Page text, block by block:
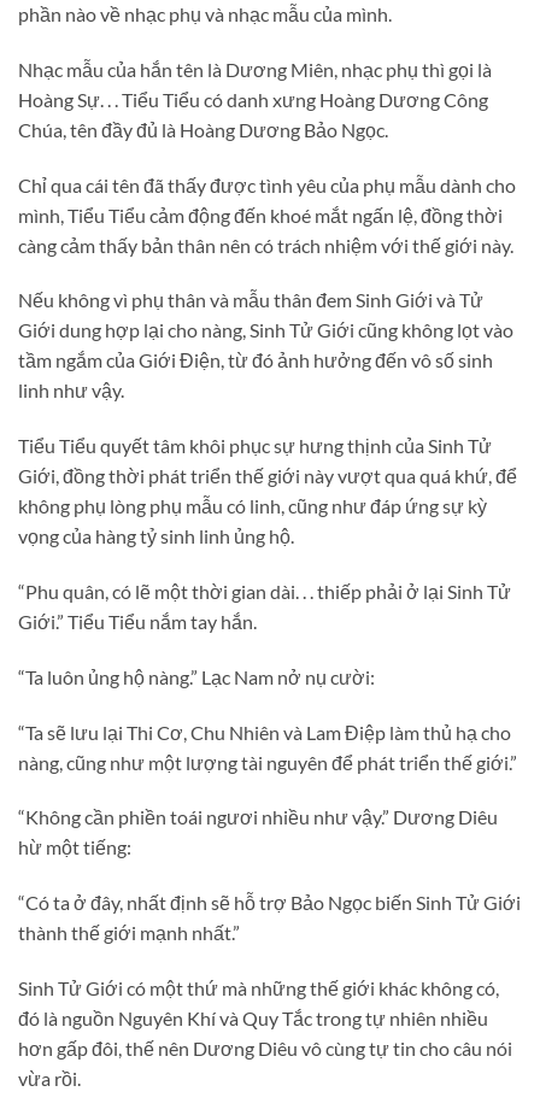
phần nào về nhạc phụ và nhạc mẫu của mình.
Nhạc mẫu của hắn tên là Dương Miên, nhạc phụ thì gọi là
Hoàng Sự. . . Tiểu Tiểu có danh xưng Hoàng Dương Công
Chúa, tên đầy đủ là Hoàng Dương Bảo Ngọc.
Chỉ qua cái tên đã thấy được tình yêu của phụ mẫu dành cho
mình, Tiểu Tiểu cảm động đến khoé mắt ngấn lệ, đồng thời
càng cảm thấy bản thân nên có trách nhiệm với thế giới này.
Nếu không vì phụ thân và mẫu thân đem Sinh Giới và Tử
Giới dung hợp lại cho nàng, Sinh Tử Giới cũng không lọt vào
tầm ngắm của Giới Điện, từ đó ảnh hưởng đến vô số sinh
linh như vậy.
Tiểu Tiểu quyết tâm khôi phục sự hưng thịnh của Sinh Tử
Giới, đồng thời phát triển thế giới này vượt qua quá khứ, để
không phụ lòng phụ mẫu có linh, cũng như đáp ứng sự kỳ
vọng của hàng tỷ sinh linh ủng hộ.
“Phu quân, có lẽ một thời gian dài. . . thiếp phải ở lại Sinh Tử
Giới.” Tiểu Tiểu nắm tay hắn.
“Ta luôn ủng hộ nàng.” Lạc Nam nở nụ cười:
“Ta sẽ lưu lại Thi Cơ, Chu Nhiên và Lam Điệp làm thủ hạ cho
nàng, cũng như một lượng tài nguyên để phát triển thế giới.”
“Không cần phiền toái ngươi nhiều như vậy.” Dương Diêu
hừ một tiếng:
“Có ta ở đây, nhất định sẽ hỗ trợ Bảo Ngọc biến Sinh Tử Giới
thành thế giới mạnh nhất.”
Sinh Tử Giới có một thứ mà những thế giới khác không có,
đó là nguồn Nguyên Khí và Quy Tắc trong tự nhiên nhiều
hơn gấp đôi, thế nên Dương Diêu vô cùng tự tin cho câu nói
vừa rồi.